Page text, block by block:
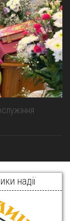
надії